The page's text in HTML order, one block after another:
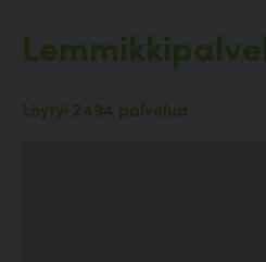
Löytyi 2494 palvelua